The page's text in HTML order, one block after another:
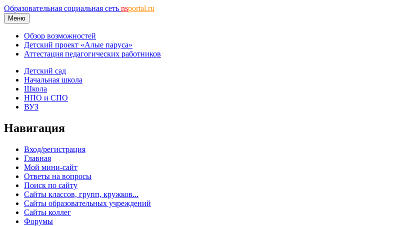
Образовательная социальная сеть nsportal.ru
Меню
Обзор возможностей
Детский проект «Алые паруса»
Аттестация педагогических работников
Детский сад
Начальная школа
Школа
НПО и СПО
ВУЗ
Навигация
Вход/регистрация
Главная
Мой мини-сайт
Ответы на вопросы
Поиск по сайту
Сайты классов, групп, кружков...
Сайты образовательных учреждений
Сайты коллег
Форумы